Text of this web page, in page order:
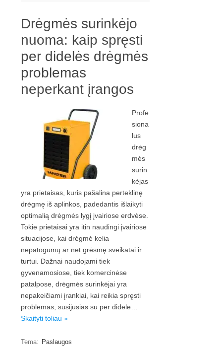
Drėgmės surinkėjo
nuoma: kaip spręsti
per didelės drėgmės
problemas
neperkant įrangos
Profe
siona
lus
drėg
mės
surin
kėjas
yra prietaisas, kuris pašalina perteklinę
drėgmę iš aplinkos, padedantis išlaikyti
optimalią drėgmės lygį įvairiose erdvėse.
Tokie prietaisai yra itin naudingi įvairiose
situacijose, kai drėgmė kelia
nepatogumų ar net grėsmę sveikatai ir
turtui. Dažnai naudojami tiek
gyvenamosiose, tiek komercinėse
patalpose, drėgmės surinkėjai yra
nepakeičiami įrankiai, kai reikia spręsti
problemas, susijusias su per didele…
Skaityti toliau »
Tema: Paslaugos